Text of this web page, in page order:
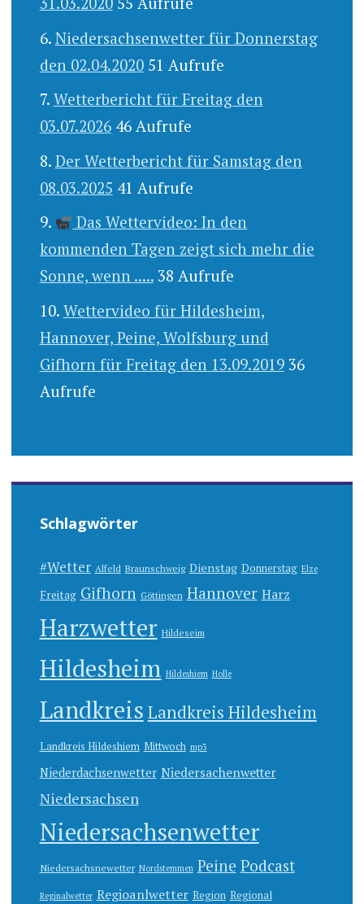
Niedersachsenwetter für Donnerstag
den 02.04.2020 51 Aufrufe
Wetterbericht für Freitag den
03.07.2026 46 Aufrufe
Der Wetterbericht für Samstag den
08.03.2025 41 Aufrufe
Das Wettervideo: In den
kommenden Tagen zeigt sich mehr die
Sonne, wenn ..... 38 Aufrufe
Wettervideo für Hildesheim,
Hannover, Peine, Wolfsburg und
Gifhorn für Freitag den 13.09.2019 36
Aufrufe
Schlagwörter
#Wetter Alfeld Braunschweig Dienstag Donnerstag Elze
Freitag Gifhorn Göttingen Hannover Harz
Harzwetter Hildeseim
Hildesheim Hildeshiem Holle
Landkreis Landkreis Hildesheim
Landkreis Hildeshiem Mittwoch mp3
Niederdachsenwetter Niedersachenwetter
Niedersachsen
Niedersachsenwetter
Niedersachsnewetter Nordstemmen Peine Podcast
Reginalwetter Regioanlwetter Region Regional